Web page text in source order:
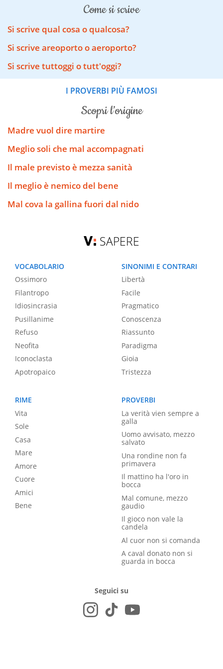
come si scrive
Si scrive qual cosa o qualcosa?
Si scrive areoporto o aeroporto?
Si scrive tuttoggi o tutt'oggi?
I PROVERBI PIÙ FAMOSI
scopri l’origine
Madre vuol dire martire
Meglio soli che mal accompagnati
Il male previsto è mezza sanità
Il meglio è nemico del bene
Mal cova la gallina fuori dal nido
SAPERE
VOCABOLARIO
Ossimoro
Filantropo
Idiosincrasia
Pusillanime
Refuso
Neofita
Iconoclasta
Apotropaico
SINONIMI E CONTRARI
Libertà
Facile
Pragmatico
Conoscenza
Riassunto
Paradigma
Gioia
Tristezza
RIME
Vita
Sole
Casa
Mare
Amore
Cuore
Amici
Bene
PROVERBI
La verità vien sempre a
galla
Uomo avvisato, mezzo
salvato
Una rondine non fa
primavera
Il mattino ha l'oro in
bocca
Mal comune, mezzo
gaudio
Il gioco non vale la
candela
Al cuor non si comanda
A caval donato non si
guarda in bocca
Seguici su